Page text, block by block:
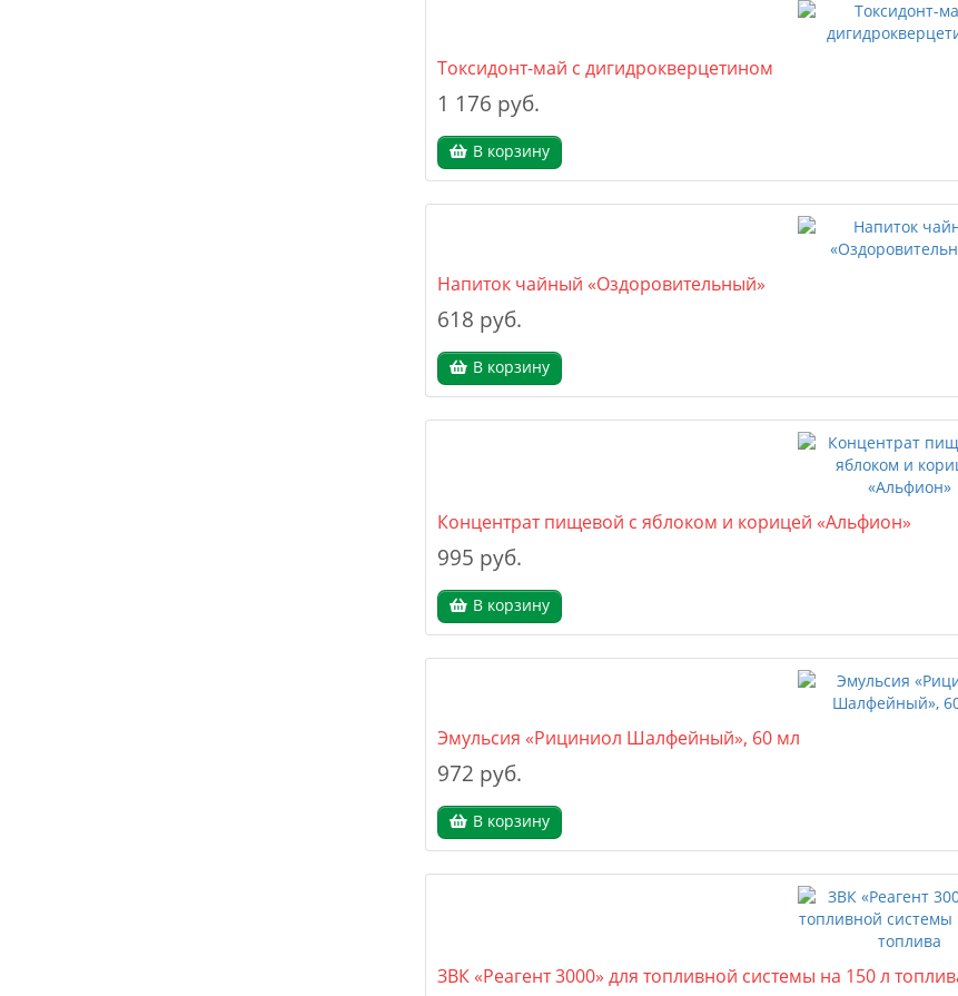
Токсидонт-май с дигидрокверцетином
1 176 руб.
В корзину
Напиток чайный «Оздоровительный»
618 руб.
В корзину
Концентрат пищевой с яблоком и корицей «Альфион»
995 руб.
В корзину
Эмульсия «Рициниол Шалфейный», 60 мл
972 руб.
В корзину
ЗВК «Реагент 3000» для топливной системы на 150 л